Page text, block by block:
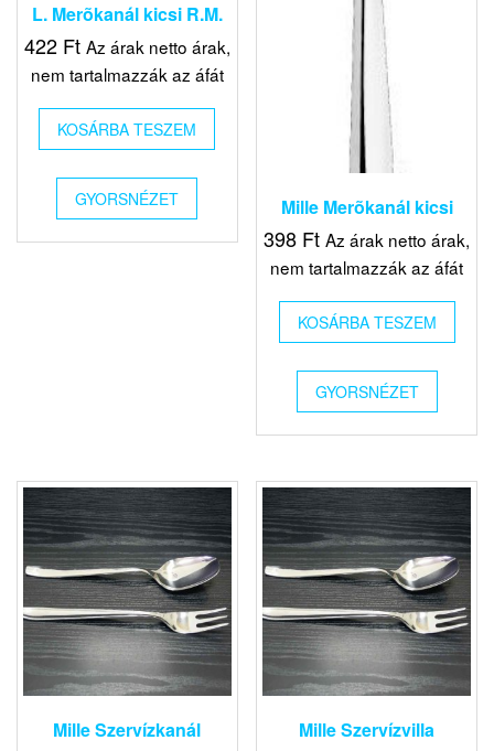
L. Merõkanál kicsi R.M.
422 Ft Az árak netto árak,
nem tartalmazzák az áfát
KOSÁRBA TESZEM
GYORSNÉZET Mille Merõkanál kicsi
398 Ft Az árak netto árak,
nem tartalmazzák az áfát
KOSÁRBA TESZEM
GYORSNÉZET
Mille Szervízkanál Mille Szervízvilla